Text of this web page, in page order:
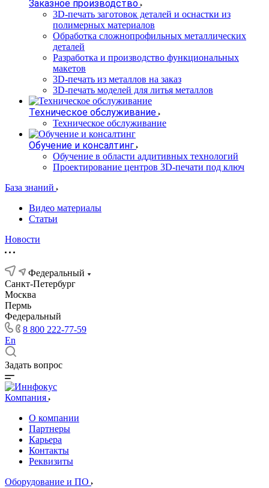
Заказное производство
3D-печать заготовок деталей и оснастки из
полимерных материалов
Обработка сложнопрофильных металлических
деталей
Разработка и производство функциональных
макетов
3D-печать из металлов на заказ
3D-печать моделей для литья металлов
Техническое обслуживание
Техническое обслуживание
Обучение и консалтинг
Обучение в области аддитивных технологий
Проектирование центров 3D-печати под ключ
База знаний
Видео материалы
Статьи
Новости
Федеральный
Санкт-Петербург
Москва
Пермь
Федеральный
8 800 222-77-59
En
Задать вопрос
Компания
О компании
Партнеры
Карьера
Контакты
Реквизиты
Оборудование и ПО